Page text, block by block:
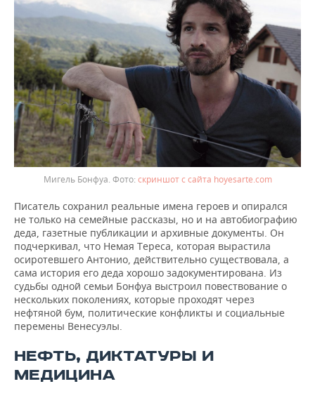
Мигель Бонфуа. скриншот с сайта hoyesarte.com
Писатель сохранил реальные имена героев и опирался
не только на семейные рассказы, но и на автобиографию
деда, газетные публикации и архивные документы. Он
подчеркивал, что Немая Тереса, которая вырастила
осиротевшего Антонио, действительно существовала, а
сама история его деда хорошо задокументирована. Из
судьбы одной семьи Бонфуа выстроил повествование о
нескольких поколениях, которые проходят через
нефтяной бум, политические конфликты и социальные
перемены Венесуэлы.
НЕФТЬ, ДИКТАТУРЫ И
МЕДИЦИНА